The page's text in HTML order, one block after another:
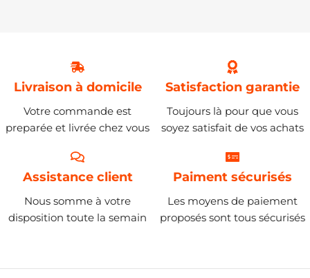
Livraison à domicile
Votre commande est
preparée et livrée chez vous
Satisfaction garantie
Toujours là pour que vous
soyez satisfait de vos achats
Assistance client
Nous somme à votre
disposition toute la semain
Paiment sécurisés
Les moyens de paiement
proposés sont tous sécurisés